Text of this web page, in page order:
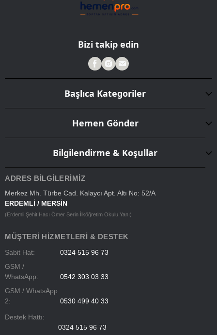
Bizi takip edin
Başlıca Kategoriler
Hemen Gönder
Bilgilendirme & Koşullar
ADRES BILGILERIMIZ
Merkez Mh. Türbe Cad. Kalaycı Apt. Altı No: 52/A
ERDEMLİ / MERSİN
(Erdemli Şehit Hacı Ömer Serin İlköğretim Okulu Yanı)
MÜŞTERI HIZMETLERI & DESTEK
Sabit Hat:
0324 515 96 73
GSM /
WhatsApp:
0542 303 03 33
GSM / WhatsApp
2:
0530 499 40 33
Destek Hattı:
0324 515 96 73